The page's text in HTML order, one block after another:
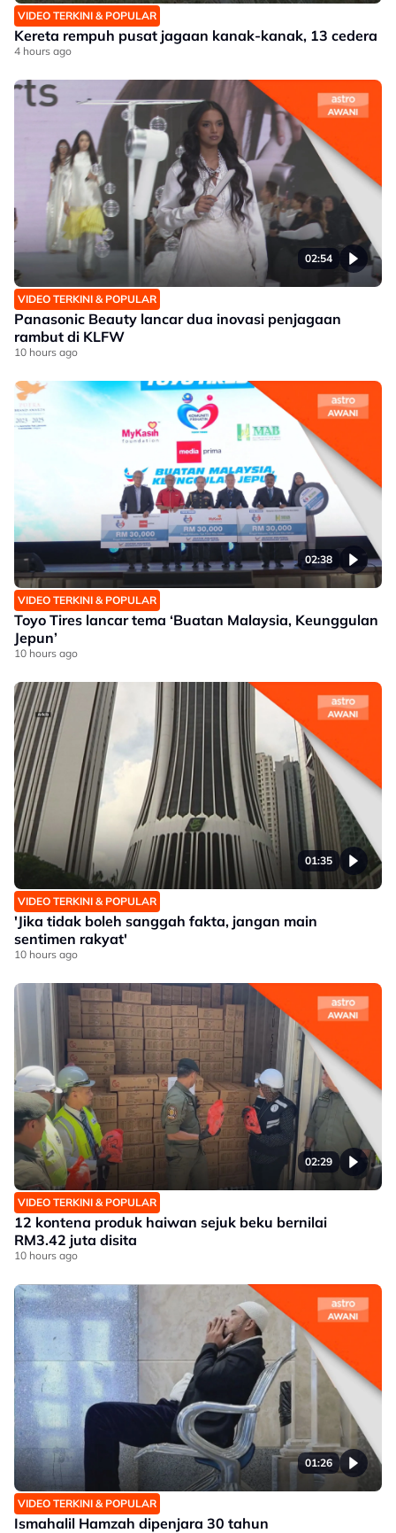
VIDEO TERKINI & POPULAR
Kereta rempuh pusat jagaan kanak-kanak, 13 cedera
4 hours ago
02:54
VIDEO TERKINI & POPULAR
Panasonic Beauty lancar dua inovasi penjagaan
rambut di KLFW
10 hours ago
02:38
VIDEO TERKINI & POPULAR
Toyo Tires lancar tema ‘Buatan Malaysia, Keunggulan
Jepun’
10 hours ago
01:35
VIDEO TERKINI & POPULAR
'Jika tidak boleh sanggah fakta, jangan main
sentimen rakyat'
10 hours ago
02:29
VIDEO TERKINI & POPULAR
12 kontena produk haiwan sejuk beku bernilai
RM3.42 juta disita
10 hours ago
01:26
VIDEO TERKINI & POPULAR
Ismahalil Hamzah dipenjara 30 tahun